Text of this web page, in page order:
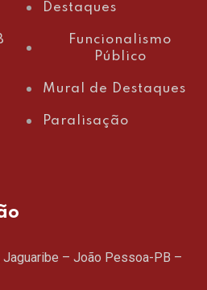
Destaques
Funcionalismo
Público
Mural de Destaques
Paralisação
– João Pessoa-PB –